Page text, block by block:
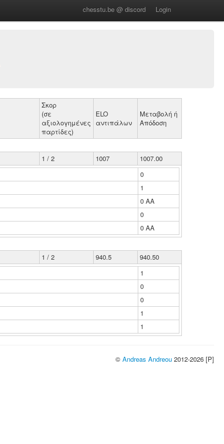
chesstu.be @ discord Login
Σκορ
(σε
αξιολογημένες
παρτίδες)
ELO
αντιπάλων
Μεταβολή ή
Απόδοση
1 / 2 1007
1007.00
0
1
0 ΑΑ
0
0 ΑΑ
1 / 2 940.5
940.50
1
0
0
1
1
© Andreas Andreou 2012-2026 [P]